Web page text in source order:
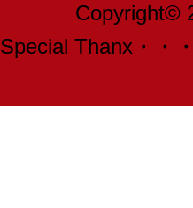
Copyright©
Special Thanx・・